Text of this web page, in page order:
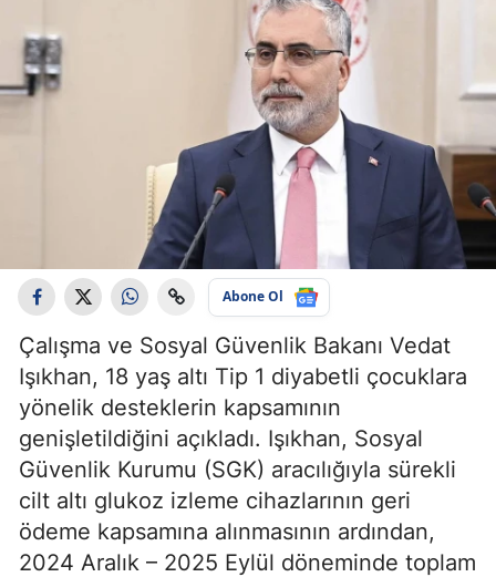
Abone Ol
Çalışma ve Sosyal Güvenlik Bakanı Vedat
Işıkhan, 18 yaş altı Tip 1 diyabetli çocuklara
yönelik desteklerin kapsamının
genişletildiğini açıkladı. Işıkhan, Sosyal
Güvenlik Kurumu (SGK) aracılığıyla sürekli
cilt altı glukoz izleme cihazlarının geri
ödeme kapsamına alınmasının ardından,
2024 Aralık – 2025 Eylül döneminde toplam